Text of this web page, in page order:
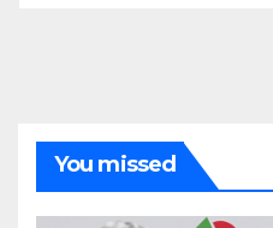
You missed